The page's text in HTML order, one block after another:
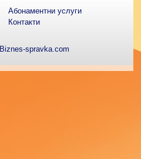
Абонаментни услуги
Контакти
Biznes-spravka.com